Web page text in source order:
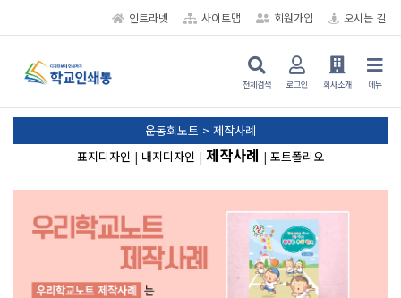
인트라넷 사이트맵 회원가입 오시는 길
전체검색 로그인 회사소개 메뉴
운동회노트 > 제작사례
표지디자인 | 내지디자인 | 제작사례 | 포트폴리오